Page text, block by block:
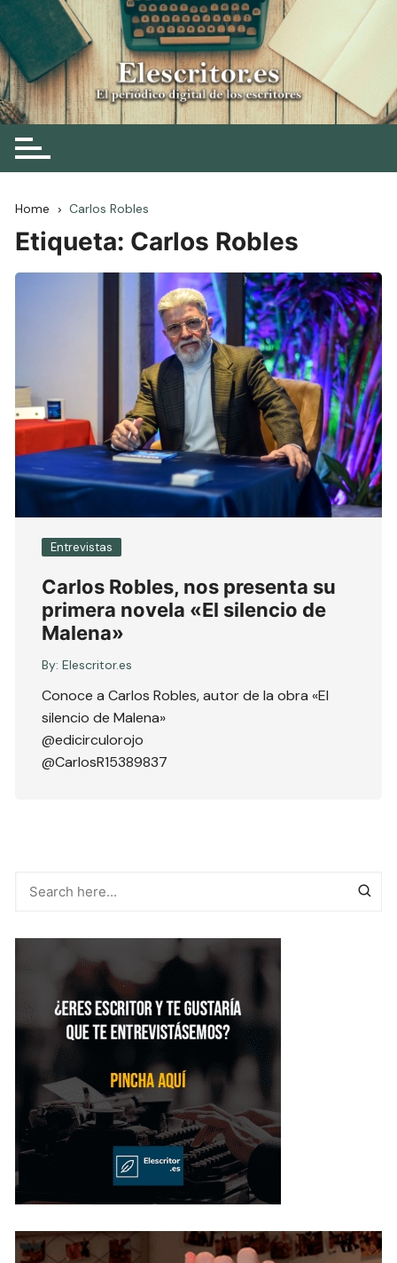
Skip
to
content
Elescritor.es
El periódico digital de los escritores
Home Carlos Robles
Etiqueta: Carlos Robles
Entrevistas
Carlos Robles, nos presenta su
primera novela «El silencio de
Malena»
By: Elescritor.es
Conoce a Carlos Robles, autor de la obra «El
silencio de Malena»
@edicirculorojo
@CarlosR15389837